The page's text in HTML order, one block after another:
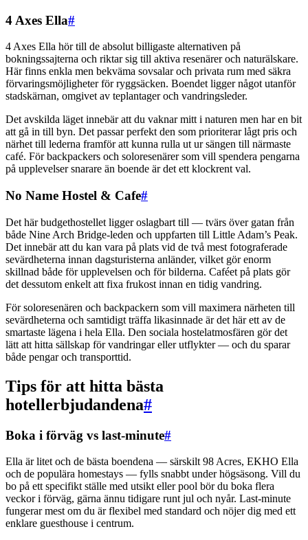
4 Axes Ella#
4 Axes Ella hör till de absolut billigaste alternativen på
bokningssajterna och riktar sig till aktiva resenärer och naturälskare.
Här finns enkla men bekväma sovsalar och privata rum med säkra
förvaringsmöjligheter för ryggsäcken. Boendet ligger något utanför
stadskärnan, omgivet av teplantager och vandringsleder.
Det avskilda läget innebär att du vaknar mitt i naturen men har en bit
att gå in till byn. Det passar perfekt den som prioriterar lågt pris och
närhet till lederna framför att kunna rulla ut ur sängen till närmaste
café. För backpackers och soloresenärer som vill spendera pengarna
på upplevelser snarare än boende är det ett klockrent val.
No Name Hostel & Cafe#
Det här budgethostellet ligger oslagbart till — tvärs över gatan från
både Nine Arch Bridge-leden och uppfarten till Little Adam’s Peak.
Det innebär att du kan vara på plats vid de två mest fotograferade
sevärdheterna innan dagsturisterna anländer, vilket gör enorm
skillnad både för upplevelsen och för bilderna. Caféet på plats gör
det dessutom enkelt att fixa frukost innan en tidig vandring.
För soloresenären och backpackern som vill maximera närheten till
sevärdheterna och samtidigt träffa likasinnade är det här ett av de
smartaste lägena i hela Ella. Den sociala hostelatmosfären gör det
lätt att hitta sällskap för vandringar eller utflykter — och du sparar
både pengar och transporttid.
Tips för att hitta bästa
hotellerbjudandena#
Boka i förväg vs last-minute#
Ella är litet och de bästa boendena — särskilt 98 Acres, EKHO Ella
och de populära homestays — fylls snabbt under högsäsong. Vill du
bo på ett specifikt ställe med utsikt eller pool bör du boka flera
veckor i förväg, gärna ännu tidigare runt jul och nyår. Last-minute
fungerar mest om du är flexibel med standard och nöjer dig med ett
enklare guesthouse i centrum.